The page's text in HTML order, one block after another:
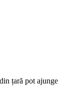
țară pot ajunge